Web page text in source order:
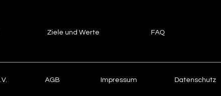
Ziele und Werte FAQ
AGB Impressum Datenschutz